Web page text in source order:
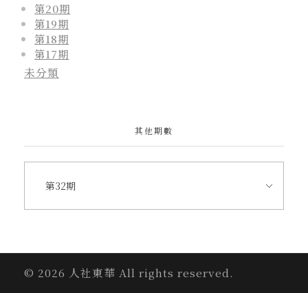
第20期
第19期
第18期
第17期
未分類
其他期數
© 2026 人社東華 All rights reserved.